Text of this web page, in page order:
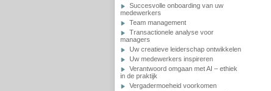
Succesvolle onboarding van uw
medewerkers
Team management
Transactionele analyse voor
managers
Uw creatieve leiderschap ontwikkelen
Uw medewerkers inspireren
Verantwoord omgaan met AI – ethiek
in de praktijk
Vergadermoeheid voorkomen